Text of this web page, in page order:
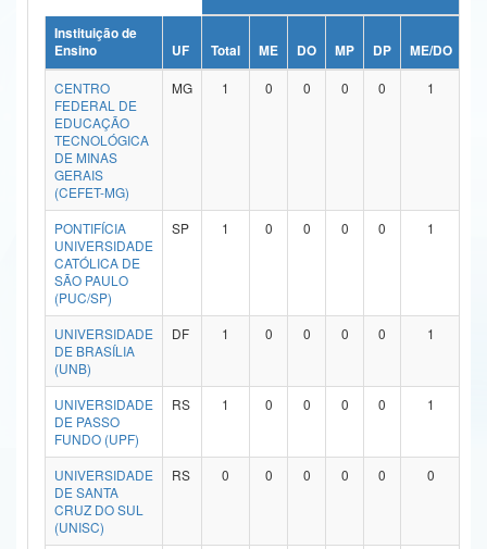
Ministério da Ciência, Tecnologia, Inovações e Comunicações
Ministério do Meio Ambiente
Ministério do Turismo
Ministério do Desenvolvimento Regional
Controladoria-Geral da União
Ministério da Mulher, da Família e dos Direitos Humanos
Secretaria-Geral
Secretaria de Governo
Gabinete de Segurança Institucional
Advocacia-Geral da União
Banco Central do Brasil
Instituição de
Ensino
UF Total ME DO MP DP ME/DO
CENTRO
FEDERAL DE
EDUCAÇÃO
TECNOLÓGICA
DE MINAS
GERAIS
(CEFET-MG)
MG 1 0 0 0 0 1
PONTIFÍCIA
UNIVERSIDADE
CATÓLICA DE
SÃO PAULO
(PUC/SP)
SP 1 0 0 0 0 1
UNIVERSIDADE
DE BRASÍLIA
(UNB)
DF 1 0 0 0 0 1
UNIVERSIDADE
DE PASSO
FUNDO (UPF)
RS 1 0 0 0 0 1
UNIVERSIDADE
DE SANTA
CRUZ DO SUL
(UNISC)
RS 0 0 0 0 0 0